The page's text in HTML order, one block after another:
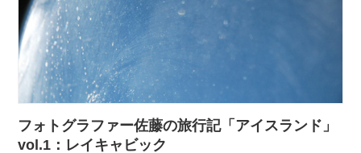
フォトグラファー佐藤の旅行記「アイスランド」
vol.1：レイキャビック